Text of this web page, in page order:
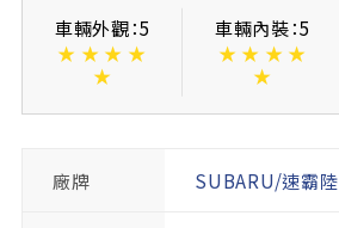
車輛外觀：5
★ ★ ★ ★
★
車輛內裝：5
★ ★ ★ ★
★
廠牌 SUBARU/速霸陸